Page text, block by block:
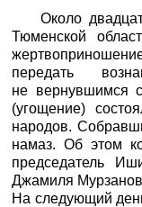
Около
Тюменской
передать
не вернувшимся
(угощение)
народов.
намаз. Об этом
председатель
Джамиля
На следующий